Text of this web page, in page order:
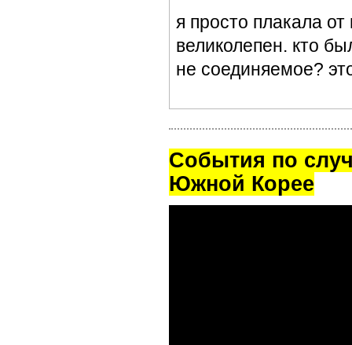
я просто плакала
великолепен. кто
не соединяемое?
Cобытия по
Южной Корее